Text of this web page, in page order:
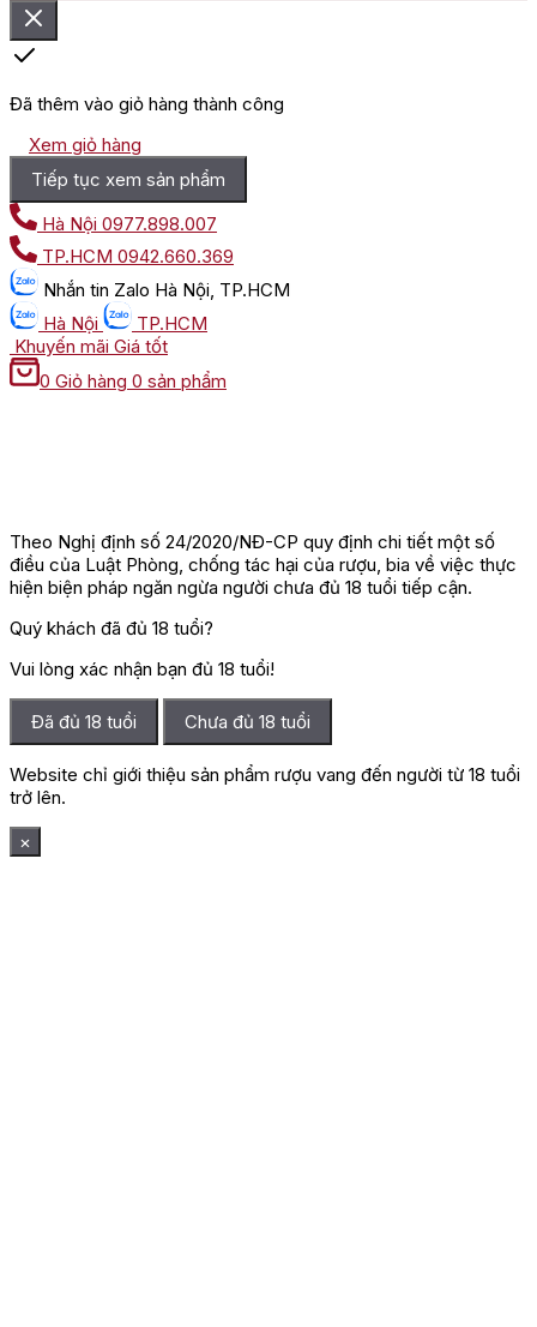
Đã thêm vào giỏ hàng thành công
Xem giỏ hàng
Tiếp tục xem sản phẩm
Hà Nội 0977.898.007
TP.HCM 0942.660.369
Nhắn tin Zalo Hà Nội, TP.HCM
Hà Nội
TP.HCM
Khuyến mãi Giá tốt
0 Giỏ hàng 0 sản phẩm
Theo Nghị định số 24/2020/NĐ-CP quy định chi tiết một số
điều của Luật Phòng, chống tác hại của rượu, bia về việc thực
hiện biện pháp ngăn ngừa người chưa đủ 18 tuổi tiếp cận.
Quý khách đã đủ 18 tuổi?
Vui lòng xác nhận bạn đủ 18 tuổi!
Đã đủ 18 tuổi Chưa đủ 18 tuổi
Website chỉ giới thiệu sản phẩm rượu vang đến người từ 18 tuổi
trở lên.
×